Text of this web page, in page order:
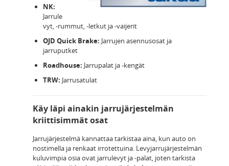
NK:
Jarrule
vyt, -rummut, -letkut ja -vaijerit
OJD Quick Brake: Jarrujen asennusosat ja
jarruputket
Roadhouse: Jarrupalat ja -kengät
TRW: Jarrusatulat
Käy läpi ainakin jarrujärjestelmän
kriittisimmät osat
Jarrujärjestelmä kannattaa tarkistaa aina, kun auto on
nostimella ja renkaat irrotettuina. Levyjarrujärjestelmän
kuluvimpia osia ovat jarrulevyt ja -palat, joten tarkista